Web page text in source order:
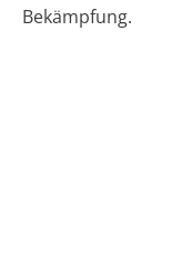
Bekämpfung.